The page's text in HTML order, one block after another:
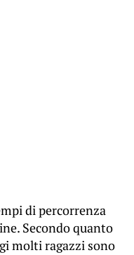
di percorrenza
Secondo quanto
molti ragazzi sono